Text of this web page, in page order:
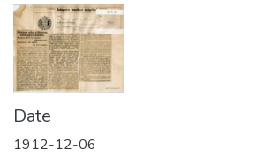
Date
1912-12-06